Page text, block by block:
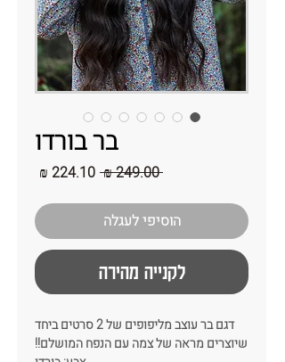
בר בורדו
‏249.00 ‏₪
מחיר
הוסיפי לעגלה
לקנייה מהירה
דגם בר עוצב מליפופים של 2 סרטים ביחד
שיוצרים מראה של צמה עם הנפח המושלם!!